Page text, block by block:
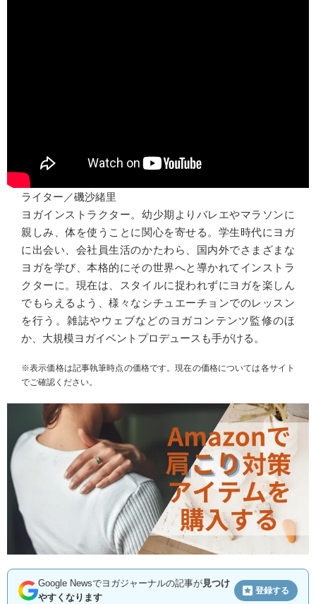
ライター／磯沙緒里
ヨガインストラクター。幼少期よりバレエやマラソンに
親しみ、体を使うことに関心を寄せる。学生時代にヨガ
に出会い、会社員生活のかたわら、国内外でさまざまな
ヨガを学び、本格的にその世界へと導かれてインストラ
クターに。現在は、スタイルに捉われずにヨガを楽しん
でもらえるよう、様々なシチュエーチョンでのレッスン
を行う。雑誌やウェブなどのヨガコンテンツ監修のほ
か、大規模ヨガイベントプロデュースも手がける。
※表示価格は記事執筆時点の価格です。現在の価格については各サイト
でご確認ください。
Google Newsでヨガジャーナルの記事が見つけ
やすくなります
登録する